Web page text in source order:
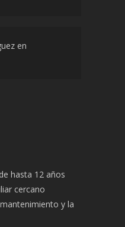
en
hasta 12 años
cercano
y la